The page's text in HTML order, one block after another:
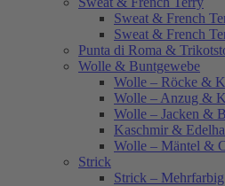
Sweat & French
Sweat & French
Punta di Roma &
Wolle & Buntgewebe
Wolle – Röcke &
Wolle – Anzug &
Wolle – Jacken &
Kaschmir &
Wolle – Mäntel &
Strick
Strick – Mehrfarbig